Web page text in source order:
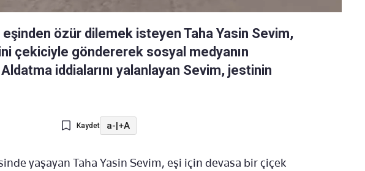
eşinden özür dilemek isteyen Taha Yasin Sevim,
çekiciyle göndererek sosyal medyanın
iddialarını yalanlayan Sevim, jestinin
Kaydet a-|+A
yaşayan Taha Yasin Sevim, eşi için devasa bir çiçek